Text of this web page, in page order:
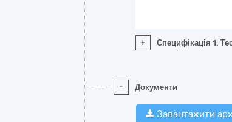
+ Специфікація 1:
- Документи
Завантажити